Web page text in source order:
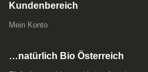
Kundenbereich
Mein Konto
…natürlich Bio Österreich